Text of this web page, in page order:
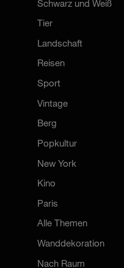
Schwarz und Weiß
Tier
Landschaft
Reisen
Sport
Vintage
Berg
Popkultur
New York
Kino
Paris
Alle Themen
Wanddekoration
Nach Raum